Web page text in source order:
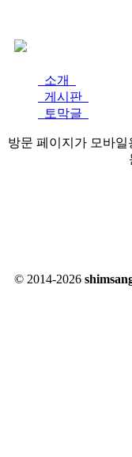
소개
게시판
토막글
방문 페이지가 모바
© 2014-2026